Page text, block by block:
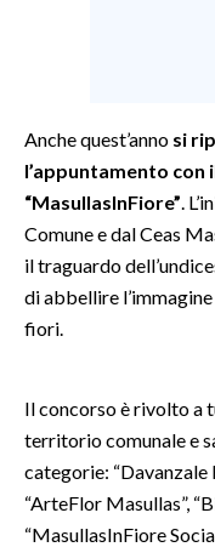
ALTRI SPORT
GOSSIP
SARDI NEL MONDO
Anche quest’anno si
l’appuntamento con
“MasullasInFiore” .
Comune e dal Ceas
il traguardo
di abbellire
fiori.
Il concorso è rivolto a
territorio comunale e
categorie: “Davanzale
“ArteFlor Masullas”,
“MasullasInFiore